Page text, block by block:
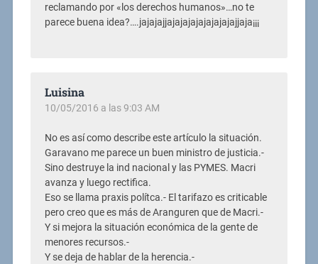
reclamando por «los derechos humanos»…no te
parece buena idea?….jajajajjajajajajajajajajajjaja¡¡¡
Luisina
10/05/2016 a las 9:03 AM
No es así como describe este artículo la situación.
Garavano me parece un buen ministro de justicia.-
Sino destruye la ind nacional y las PYMES. Macri
avanza y luego rectifica.
Eso se llama praxis polítca.- El tarifazo es criticable
pero creo que es más de Aranguren que de Macri.-
Y si mejora la situación económica de la gente de
menores recursos.-
Y se deja de hablar de la herencia.-